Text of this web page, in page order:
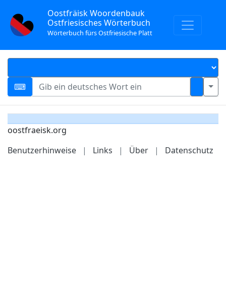
Oostfräisk Woordenbauk
Ostfriesisches Wörterbuch
Wörterbuch fürs Ostfriesische Platt
oostfraeisk.org
Benutzerhinweise
| Links | Über | Datenschutz